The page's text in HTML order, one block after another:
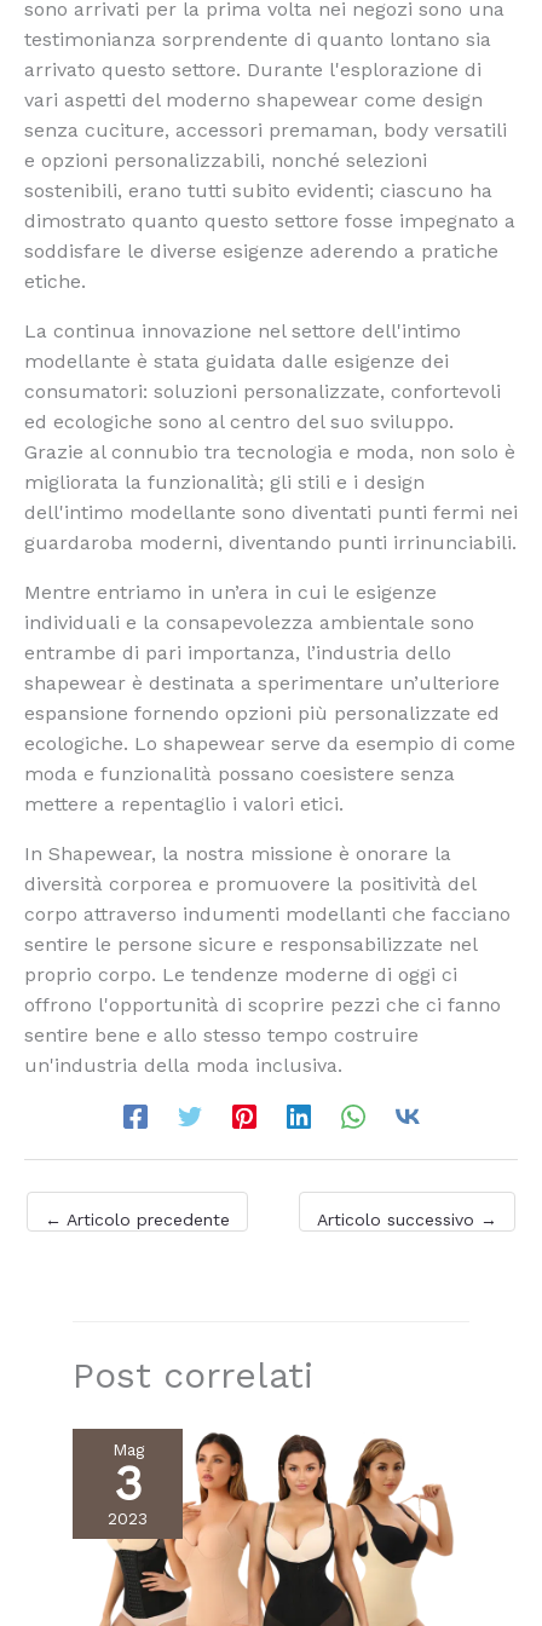
sono arrivati per la prima volta nei negozi sono una
testimonianza sorprendente di quanto lontano sia
arrivato questo settore. Durante l'esplorazione di
vari aspetti del moderno shapewear come design
senza cuciture, accessori premaman, body versatili
e opzioni personalizzabili, nonché selezioni
sostenibili, erano tutti subito evidenti; ciascuno ha
dimostrato quanto questo settore fosse impegnato a
soddisfare le diverse esigenze aderendo a pratiche
etiche.
La continua innovazione nel settore dell'intimo
modellante è stata guidata dalle esigenze dei
consumatori: soluzioni personalizzate, confortevoli
ed ecologiche sono al centro del suo sviluppo.
Grazie al connubio tra tecnologia e moda, non solo è
migliorata la funzionalità; gli stili e i design
dell'intimo modellante sono diventati punti fermi nei
guardaroba moderni, diventando punti irrinunciabili.
Mentre entriamo in un’era in cui le esigenze
individuali e la consapevolezza ambientale sono
entrambe di pari importanza, l’industria dello
shapewear è destinata a sperimentare un’ulteriore
espansione fornendo opzioni più personalizzate ed
ecologiche. Lo shapewear serve da esempio di come
moda e funzionalità possano coesistere senza
mettere a repentaglio i valori etici.
In Shapewear, la nostra missione è onorare la
diversità corporea e promuovere la positività del
corpo attraverso indumenti modellanti che facciano
sentire le persone sicure e responsabilizzate nel
proprio corpo. Le tendenze moderne di oggi ci
offrono l'opportunità di scoprire pezzi che ci fanno
sentire bene e allo stesso tempo costruire
un'industria della moda inclusiva.
← Articolo precedente Articolo successivo →
Post correlati
Mag
3
2023